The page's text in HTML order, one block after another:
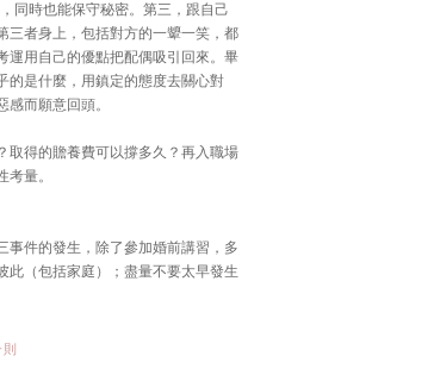
同時也能保守秘密。第三，跟自己
三者身上，包括對方的一顰一笑，都
運用自己的優點把配偶吸引回來。畢
的是什麼，用鎮定的態度去關心對
而願意回頭。
取得的贍養費可以撐多久？再入職場
量。
事件的發生，除了參加婚前講習，多
此（包括家庭）；盡量不要太早發生